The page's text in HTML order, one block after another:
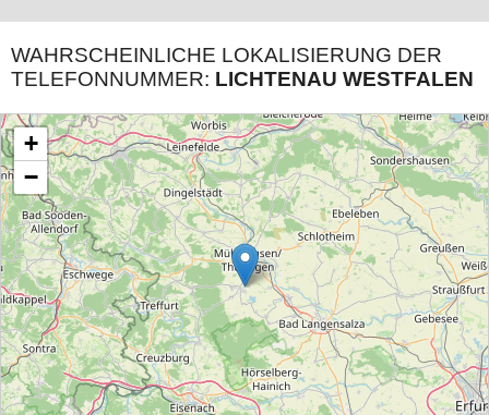
WAHRSCHEINLICHE LOKALISIERUNG DER
TELEFONNUMMER: LICHTENAU WESTFALEN